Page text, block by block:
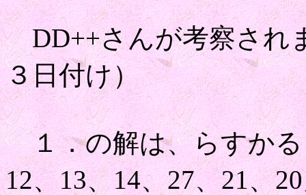
DD++さんが考察され
３日付け）
１．の解は、らすかる
12、13、14、27、21、